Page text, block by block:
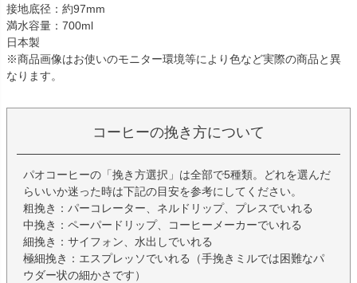
接地底径：約97mm
満水容量：700ml
日本製
※商品画像はお使いのモニター環境等により色など実際の商品と異
なります。
コーヒーの挽き方について
パオコーヒーの「挽き方選択」は全部で5種類。どれを選んだ
らいいか迷った時は下記の目安を参考にしてください。
粗挽き：パーコレーター、ネルドリップ、プレスでいれる
中挽き：ペーパードリップ、コーヒーメーカーでいれる
細挽き：サイフォン、水出しでいれる
極細挽き：エスプレッソでいれる（手挽きミルでは困難なパ
ウダー状の細かさです）